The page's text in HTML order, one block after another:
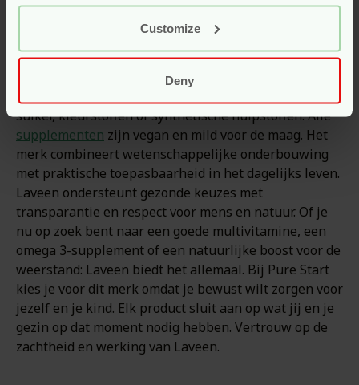
Customize
Deny
hoge kwaliteit, ontwikkeld voor baby’s, kinderen en
zwangere vrouwen. De producten zijn samengesteld
door experts, met uitsluitend pure ingrediënten.
suiker, kleurstoffen of synthetische hulpstoffen. Alle
supplementen zijn vegan en mild voor de maag. Het
merk combineert wetenschappelijke onderbouwing
met praktische toepasbaarheid in het dagelijks leven.
Laveen ondersteunt gezonde keuzes met
transparantie en respect voor mens en natuur. Of je
nu op zoek bent naar een goede multivitamine, een
omega 3-supplement of een natuurlijke boost voor de
weerstand: Laveen biedt het allemaal. Bij Pure Start
kies je voor dit merk omdat je bewust wilt zorgen voor
jezelf en je kind. Elk product sluit aan op wat jij en je
gezin op dat moment nodig hebben. Vertrouw op de
zachtheid en werking van Laveen.